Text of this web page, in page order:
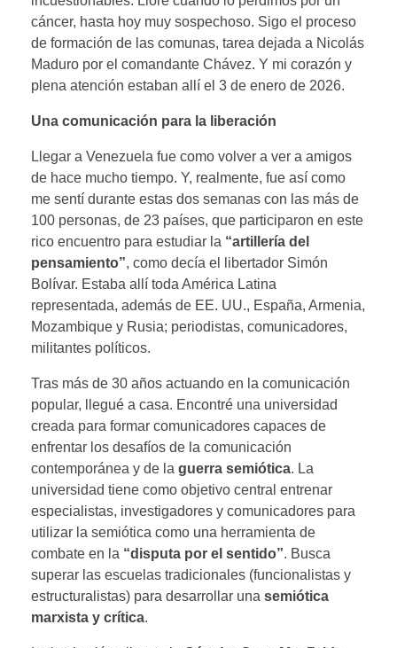
cáncer, hasta hoy muy sospechoso. Sigo el proceso
de formación de las comunas, tarea dejada a Nicolás
Maduro por el comandante Chávez. Y mi corazón y
plena atención estaban allí el 3 de enero de 2026.
Una comunicación para la liberación
Llegar a Venezuela fue como volver a ver a amigos
de hace mucho tiempo. Y, realmente, fue así como
me sentí durante estas dos semanas con las más de
100 personas, de 23 países, que participaron en este
rico encuentro para estudiar la “artillería del
pensamiento”, como decía el libertador Simón
Bolívar. Estaba allí toda América Latina
representada, además de EE. UU., España, Armenia,
Mozambique y Rusia; periodistas, comunicadores,
militantes políticos.
Tras más de 30 años actuando en la comunicación
popular, llegué a casa. Encontré una universidad
creada para formar comunicadores capaces de
enfrentar los desafíos de la comunicación
contemporánea y de la guerra semiótica. La
universidad tiene como objetivo central entrenar
especialistas, investigadores y comunicadores para
utilizar la semiótica como una herramienta de
combate en la “disputa por el sentido”. Busca
superar las escuelas tradicionales (funcionalistas y
estructuralistas) para desarrollar una semiótica
marxista y crítica.